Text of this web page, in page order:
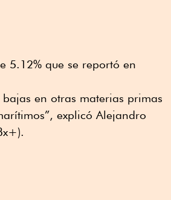
5.12% que se reportó en
en otras materias primas
explicó Alejandro